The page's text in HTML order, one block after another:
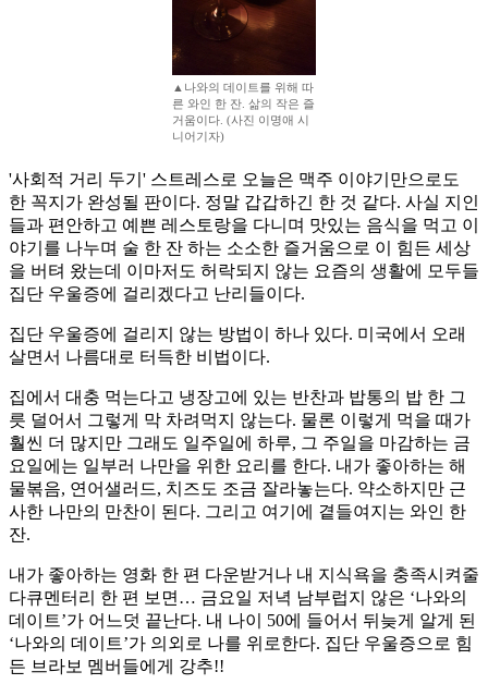
▲나와의 데이트를 위해 따
른 와인 한 잔. 삶의 작은 즐
거움이다. (사진 이명애 시
니어기자)
'사회적 거리 두기' 스트레스로 오늘은 맥주 이야기만으로도
한 꼭지가 완성될 판이다. 정말 갑갑하긴 한 것 같다. 사실 지인
들과 편안하고 예쁜 레스토랑을 다니며 맛있는 음식을 먹고 이
야기를 나누며 술 한 잔 하는 소소한 즐거움으로 이 힘든 세상
을 버텨 왔는데 이마저도 허락되지 않는 요즘의 생활에 모두들
집단 우울증에 걸리겠다고 난리들이다.
집단 우울증에 걸리지 않는 방법이 하나 있다. 미국에서 오래
살면서 나름대로 터득한 비법이다.
집에서 대충 먹는다고 냉장고에 있는 반찬과 밥통의 밥 한 그
릇 덜어서 그렇게 막 차려먹지 않는다. 물론 이렇게 먹을 때가
훨씬 더 많지만 그래도 일주일에 하루, 그 주일을 마감하는 금
요일에는 일부러 나만을 위한 요리를 한다. 내가 좋아하는 해
물볶음, 연어샐러드, 치즈도 조금 잘라놓는다. 약소하지만 근
사한 나만의 만찬이 된다. 그리고 여기에 곁들여지는 와인 한
잔.
내가 좋아하는 영화 한 편 다운받거나 내 지식욕을 충족시켜줄
다큐멘터리 한 편 보면… 금요일 저녁 남부럽지 않은 ‘나와의
데이트’가 어느덧 끝난다. 내 나이 50에 들어서 뒤늦게 알게 된
‘나와의 데이트’가 의외로 나를 위로한다. 집단 우울증으로 힘
든 브라보 멤버들에게 강추!!